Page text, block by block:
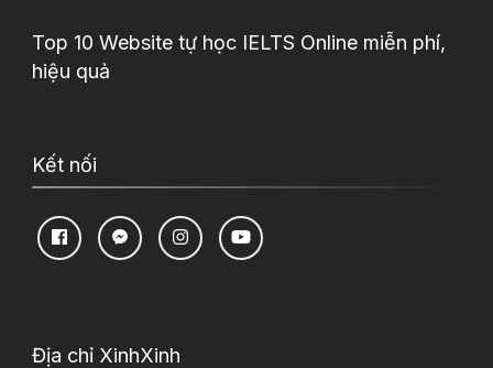
Top 10 Website tự học IELTS Online miễn phí,
hiệu quả
Kết nối
Địa chỉ XinhXinh